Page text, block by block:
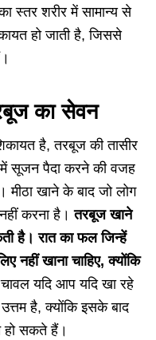
स्तर शरीर में सामान्य से
हो जाती है, जिससे
का सेवन
है, तरबूज की तासीर
सूजन पैदा करने की वजह
मीठा खाने के बाद जो लोग
करना है।तरबूज खाने
है। रात का फल जिन्हें
नहीं खाना चाहिए, क्योंकि
चावल यदि आप यदि खा रहे
है, क्योंकि इसके बाद
सकते हैं।